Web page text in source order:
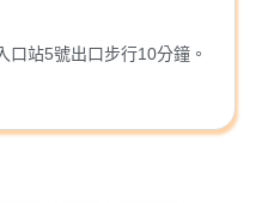
口站5號出口步行10分鐘。